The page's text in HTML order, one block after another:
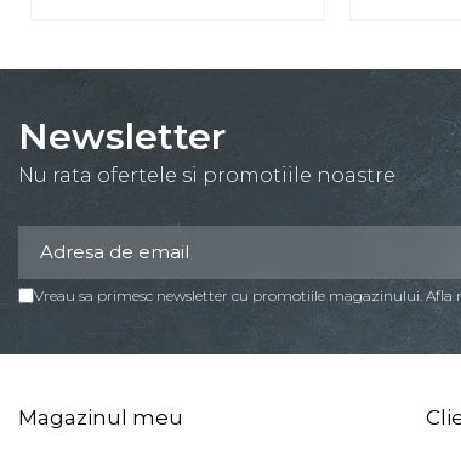
Newsletter
Nu rata ofertele si promotiile noastre
Vreau sa primesc newsletter cu promotiile magazinului. Afla
Magazinul meu